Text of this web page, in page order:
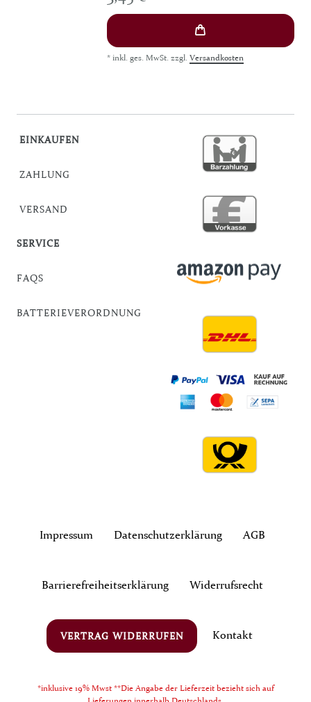
* inkl. ges. MwSt. zzgl. Versandkosten
EINKAUFEN
ZAHLUNG
VERSAND
SERVICE
FAQS
BATTERIEVERORDNUNG
Impressum Daten­schutz­erklärung AGB
Barrierefreiheitserklärung Widerrufs­recht
VERTRAG WIDERRUFEN Kontakt
*inklusive 19% Mwst **Die Angabe der Lieferzeit bezieht sich auf